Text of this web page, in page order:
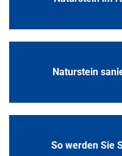
Naturstein
So werden Sie